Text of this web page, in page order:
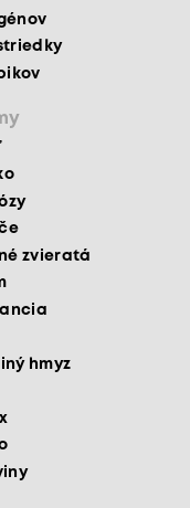
zvieratá
hmyz